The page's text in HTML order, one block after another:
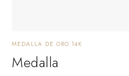
MEDALLA DE ORO 14K
Medalla